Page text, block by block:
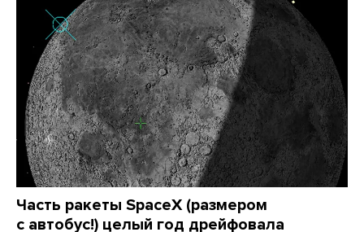
Часть ракеты SpaceX (размером
с автобус!) целый год дрейфовала